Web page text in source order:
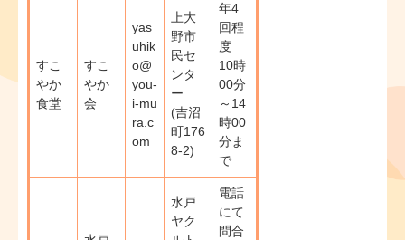
すこ
やか
食堂
すこ
やか
会
yas
uhik
o@
you-
i-mu
ra.c
om
上大
野市
民セ
ンタ
ー
(吉沼
町176
8-2)
年4
回程
度
10時
00分
～14
時00
分ま
で
水戸
ヤク
電話
にて
問合